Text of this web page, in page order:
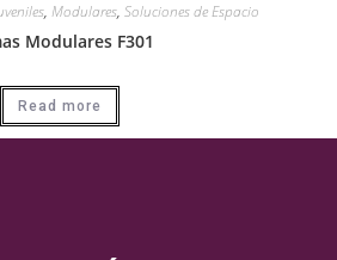
, Modulares, Soluciones de Espacio
Modulares F301
Read more